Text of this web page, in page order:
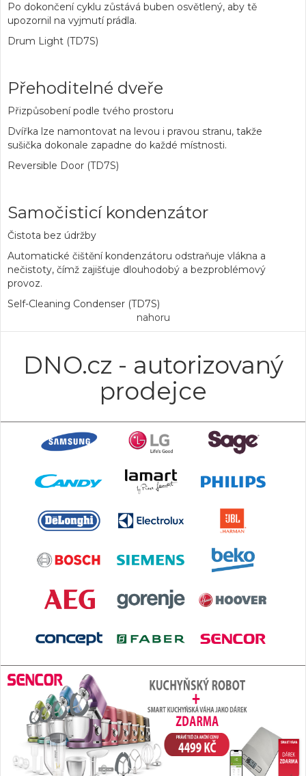
Po dokončení cyklu zůstává buben osvětlený, aby tě
upozornil na vyjmutí prádla.
Drum Light (TD7S)
Přehoditelné dveře
Přizpůsobení podle tvého prostoru
Dvířka lze namontovat na levou i pravou stranu, takže
sušička dokonale zapadne do každé místnosti.
Reversible Door (TD7S)
Samočisticí kondenzátor
Čistota bez údržby
Automatické čištění kondenzátoru odstraňuje vlákna a
nečistoty, čímž zajišťuje dlouhodobý a bezproblémový
provoz.
Self-Cleaning Condenser (TD7S)
nahoru
DNO.cz - autorizovaný
prodejce